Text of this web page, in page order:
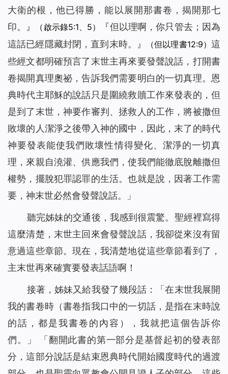
大衛的根，他已得勝，能以展開那書卷，揭開那七
印。
』 （啟示錄5:1、5） 『但以理啊，你只管去；因為
這話已經隱藏封閉，直到末時。
』 （但以理書12:9）這
些經文都明確預言了末世主再來要發聲說話，打開書
卷揭開真理奧祕，告訴我們需要明白的一切真理。恩
典時代主耶穌的說話只是圍繞救贖工作來發表的，但
是到了末世，神要作審判、拯救人的工作，將被撒但
敗壞的人潔淨之後帶入神的國中，因此，末了的時代
神要發表能使我們敗壞性情得變化、潔淨的一切真
理，來親自澆灌、供應我們，使我們能徹底脫離撒但
權勢，擺脫犯罪認罪的生活。也就是說，因著工作需
要，神末世必然會發聲說話。」
聽完姊妹的交通後，我感到很震驚。聖經裡寫得
這麼清楚，末世主回來會發聲說話，我卻從來沒有留
意過這些章節。現在，我清楚地從這些章節看到了，
主末世再來確實要發表話語啊！
接著，姊妹又給我發了幾段話：「在末世我展開
我的書卷時（書卷指我口中的一切話，是指在末時說
的話，都是我書卷的內容），我就把這個告訴你
們。
」 「 翻開此書的第一部分是基督起初的發表部
分，這部分說話是結束恩典時代開始國度時代的過渡